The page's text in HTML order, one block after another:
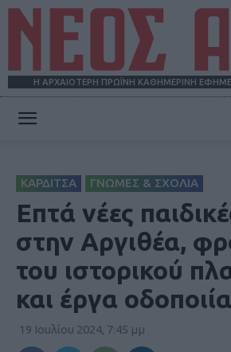
Η ΑΡΧΑΙΟΤΕΡΗ ΠΡΩΪΝΗ ΚΑΘΗΜΕΡΙΝΗ
ΑΓΩΝ
ΚΑΡΔΙΤΣΑ ΓΝΩΜΕΣ & ΣΧΟΛΙΑ
Επτά νέες
στην Αργιθέα,
του ιστορικού
και έργα
19 Ιουλίου 2024, 7:45 μμ